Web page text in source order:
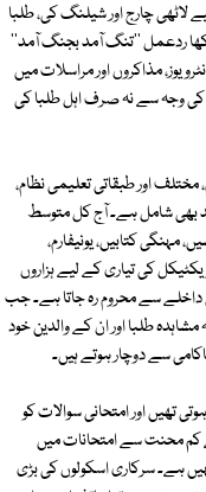
چارج اور شیلنگ کی، طلبا
ردعمل ''تنگ آمد بجنگ آمد''
مذاکروں اور مراسلات میں
کی وجہ سے نہ صرف اہل طلبا کی
اور طبقاتی تعلیمی نظام،
بھی شامل ہے۔ آج کل متوسط
کتابیں، یونیفارم،
کی تیاری کے لیے ہزاروں
داخلے سے محروم رہ جاتا ہے۔ جب
طلبا اور ان کے والدین خود
سے دوچار ہوتے ہیں۔
تھیں اور امتحانی سوالات کو
کم محنت سے امتحانات میں
ہے۔ سرکاری اسکولوں کی بڑی